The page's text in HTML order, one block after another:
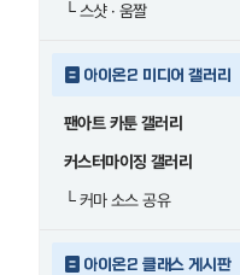
└스샷 · 움짤
아이온2 미디어 갤러리
팬아트 카툰 갤러리
커스터마이징 갤러리
└커마 소스 공유
아이온2 클래스 게시판